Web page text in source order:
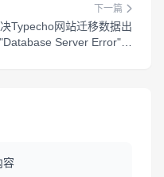
下一篇
Typecho网站迁移数据出
Server Error"问
容